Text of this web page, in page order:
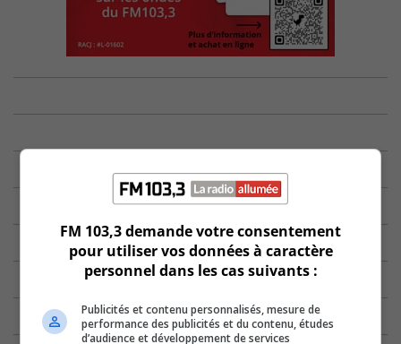
FM 103,3 demande votre consentement
pour utiliser vos données à caractère
personnel dans les cas suivants :
Publicités et contenu personnalisés, mesure de
performance des publicités et du contenu, études
d’audience et développement de services